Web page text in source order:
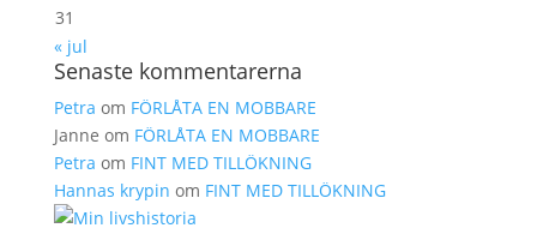
31
« jul
Senaste kommentarerna
Petra om FÖRLÅTA EN MOBBARE
Janne om FÖRLÅTA EN MOBBARE
Petra om FINT MED TILLÖKNING
Hannas krypin om FINT MED TILLÖKNING